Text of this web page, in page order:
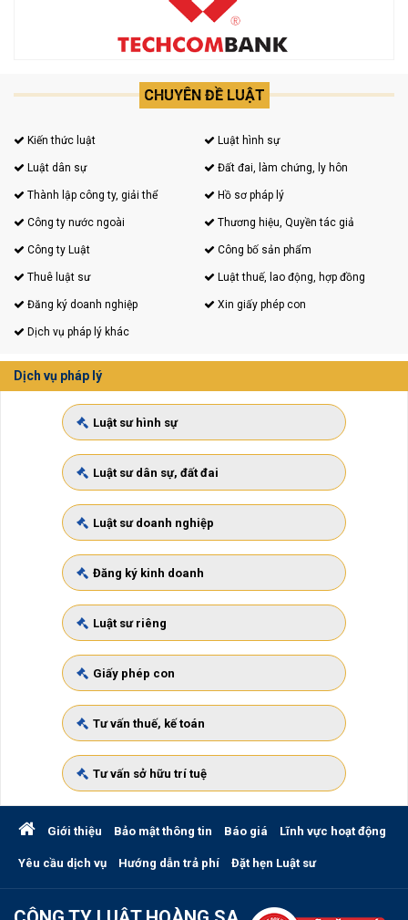
CHUYÊN ĐỀ LUẬT
Kiến thức luật Luật hình sự
Luật dân sự Đất đai, làm chứng, ly hôn
Thành lập công ty, giải thể Hồ sơ pháp lý
Công ty nước ngoài Thương hiệu, Quyền tác giả
Công ty Luật Công bố sản phẩm
Thuê luật sư Luật thuế, lao động, hợp đồng
Đăng ký doanh nghiệp Xin giấy phép con
Dịch vụ pháp lý khác
Dịch vụ pháp lý
Luật sư hình sự
Luật sư dân sự, đất đai
Luật sư doanh nghiệp
Đăng ký kinh doanh
Luật sư riêng
Giấy phép con
Tư vấn thuế, kế toán
Tư vấn sở hữu trí tuệ
Giới thiệu Bảo mật thông tin Báo giá Lĩnh vực hoạt động
Yêu cầu dịch vụ Hướng dẫn trả phí Đặt hẹn Luật sư